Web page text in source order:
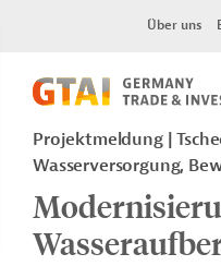
Über uns
Projektmeldung
Wasserversorgung,